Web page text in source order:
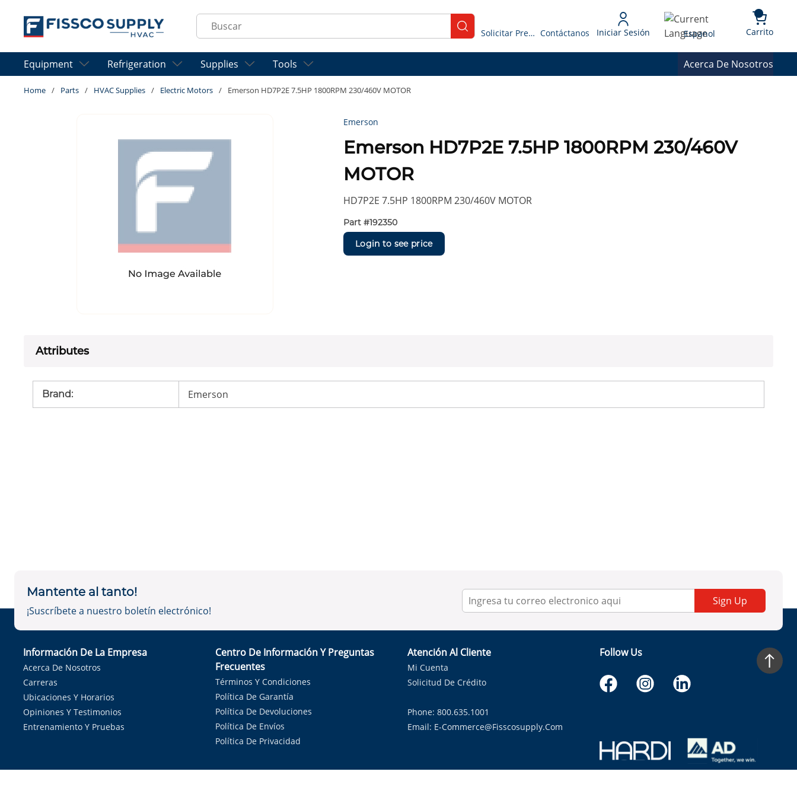
Skip to main content
Site Search
submit search
Solicitar Presupuesto Contáctanos Iniciar Sesión Language
Espanol Carrito{0}
Equipment Refrigeration Supplies Tools Acerca De Nosotros
Home / Parts / HVAC Supplies / Electric Motors / Emerson HD7P2E 7.5HP 1800RPM 230/460V MOTOR
Emerson
Emerson HD7P2E 7.5HP 1800RPM 230/460V
MOTOR
HD7P2E 7.5HP 1800RPM 230/460V MOTOR
Part #192350
Login to see price
Attributes
Brand: Emerson
Mantente al tanto!
¡Suscríbete a nuestro boletín electrónico!
Sign Up
Información De La Empresa
Acerca De Nosotros
Carreras
Ubicaciones Y Horarios
Opiniones Y Testimonios
Entrenamiento Y Pruebas
Centro De Información Y Preguntas
Frecuentes
Términos Y Condiciones
Política De Garantía
Política De Devoluciones
Política De Envíos
Política De Privacidad
Atención Al Cliente
Mi Cuenta
Solicitud De Crédito
Phone: 800.635.1001
Email: E-Commerce@fisscosupply.com
Follow Us